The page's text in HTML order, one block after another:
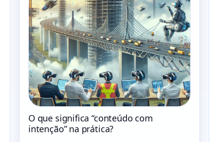
O que significa “conteúdo com
intenção” na prática?